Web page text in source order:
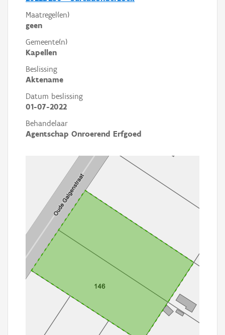
Maatregel(en)
geen
Gemeente(n)
Kapellen
Beslissing
Aktename
Datum beslissing
01-07-2022
Behandelaar
Agentschap Onroerend Erfgoed